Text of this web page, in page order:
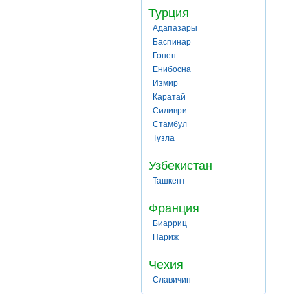
Турция
Адапазары
Баспинар
Гонен
Енибосна
Измир
Каратай
Силиври
Стамбул
Тузла
Узбекистан
Ташкент
Франция
Биарриц
Париж
Чехия
Славичин